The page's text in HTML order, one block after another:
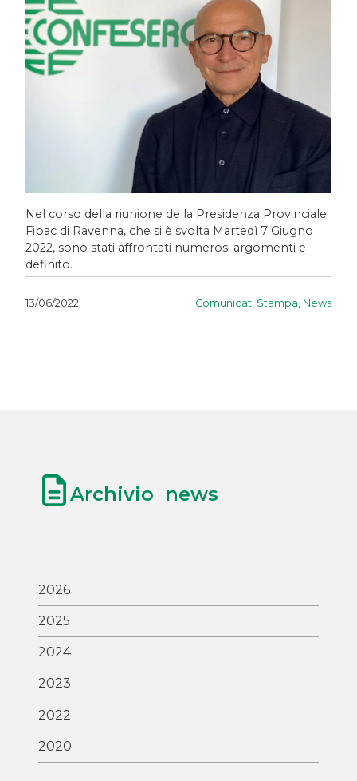
Nel corso della riunione della Presidenza Provinciale
Fipac di Ravenna, che si è svolta Martedì 7 Giugno
2022, sono stati affrontati numerosi argomenti e
definito.
13/06/2022 Comunicati Stampa News
Archivio news
2026
2025
2024
2023
2022
2020